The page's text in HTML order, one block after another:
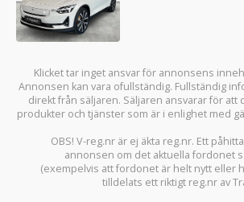
Klicket tar inget ansvar för annonsens
Annonsen kan vara ofullständig. Fullständig
direkt från säljaren. Säljaren ansvarar för att
produkter och tjänster som är i enlighet med
OBS! V-reg.nr är ej äkta reg.nr. Ett
annonsen om det aktuella fordonet
(exempelvis att fordonet är helt nytt eller
tilldelats ett riktigt reg.nr av